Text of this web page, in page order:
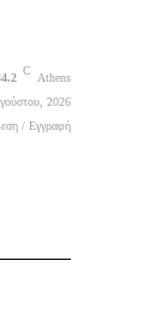
C
Athens
2026
/ Εγγραφή